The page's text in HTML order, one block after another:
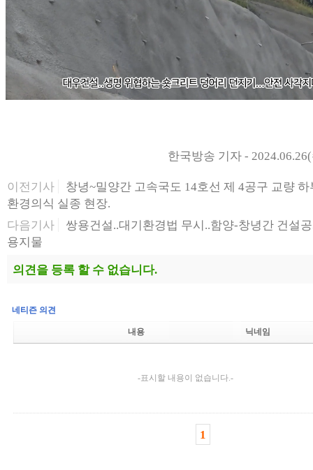
한국방송 기자 -
이전기사
창녕~밀양간 고속국도 14호선 제 4공구 교량
환경의식 실종 현장.
다음기사
쌍용건설..대기환경법 무시..함양-창녕간 건설
용지물
의견을 등록 할 수 없습니다.
네티즌 의견
내용 닉네임
-표시할 내용이 없습니다.-
1